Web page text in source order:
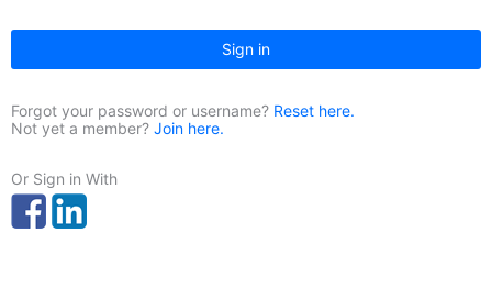
Sign in
Forgot your password or username? Reset here.
Not yet a member? Join here.
Or Sign in With